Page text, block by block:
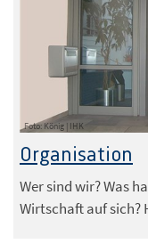
Foto: König | IHK
Organisation
Wer sind wir? Was
Wirtschaft auf sich?